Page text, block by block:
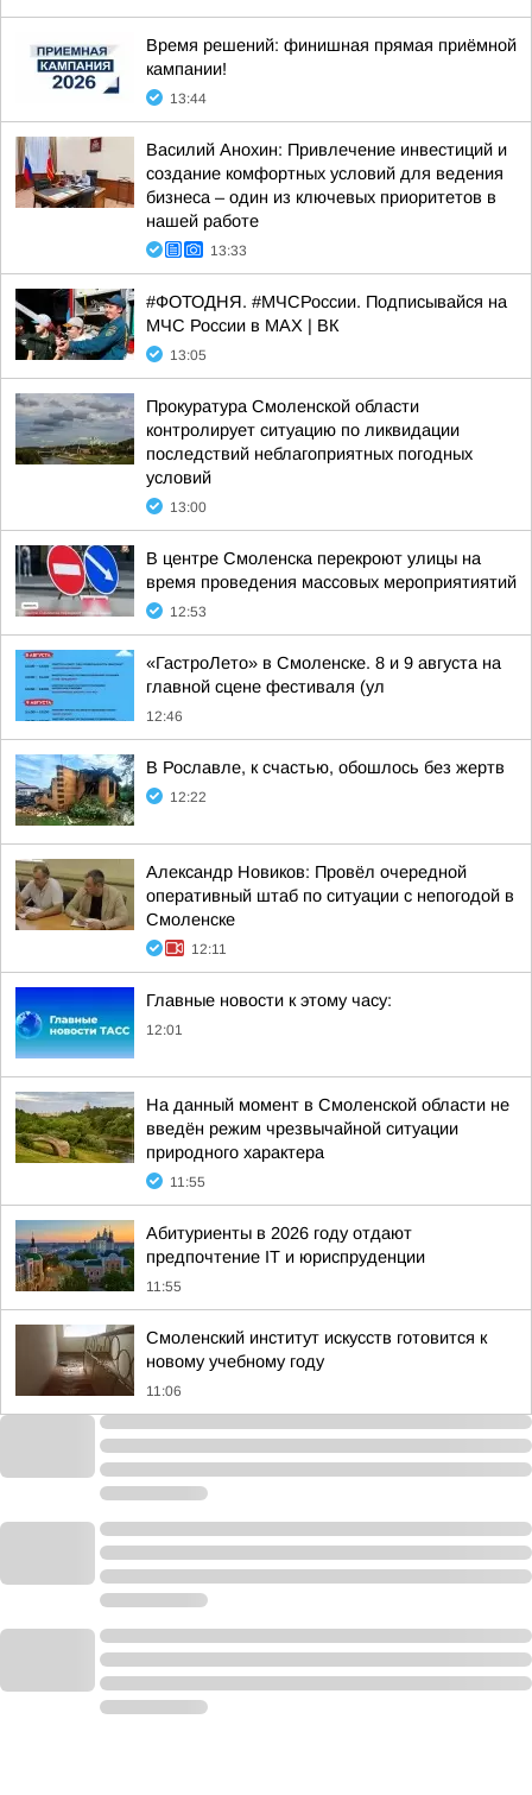
Время решений: финишная прямая приёмной
кампании!
13:44
Василий Анохин: Привлечение инвестиций и
создание комфортных условий для ведения
бизнеса – один из ключевых приоритетов в
нашей работе
13:33
#ФОТОДНЯ. #МЧСРоссии. Подписывайся на
МЧС России в MAX | ВК
13:05
Прокуратура Смоленской области
контролирует ситуацию по ликвидации
последствий неблагоприятных погодных
условий
13:00
В центре Смоленска перекроют улицы на
время проведения массовых мероприятиятий
12:53
«ГастроЛето» в Смоленске. 8 и 9 августа на
главной сцене фестиваля (ул
12:46
В Рославле, к счастью, обошлось без жертв
12:22
Александр Новиков: Провёл очередной
оперативный штаб по ситуации с непогодой в
Смоленске
12:11
Главные новости к этому часу:
12:01
На данный момент в Смоленской области не
введён режим чрезвычайной ситуации
природного характера
11:55
Абитуриенты в 2026 году отдают
предпочтение IT и юриспруденции
11:55
Смоленский институт искусств готовится к
новому учебному году
11:06